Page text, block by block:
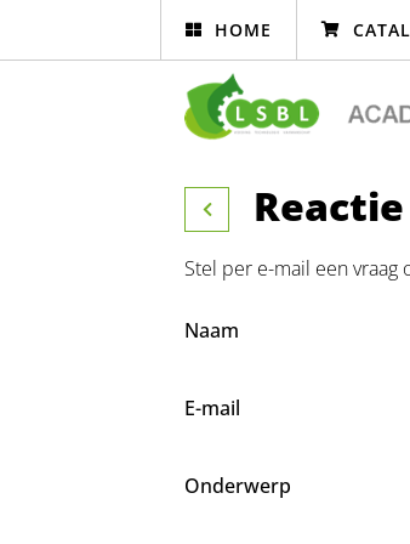
HOME
Stel per e-mail een vraag
Naam
E-mail
Onderwerp